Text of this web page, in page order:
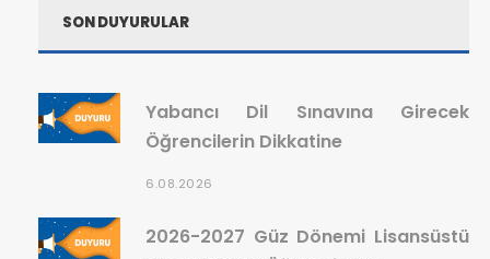
SON DUYURULAR
Yabancı Dil Sınavına Girecek
Öğrencilerin Dikkatine
6.08.2026
2026-2027 Güz Dönemi Lisansüstü